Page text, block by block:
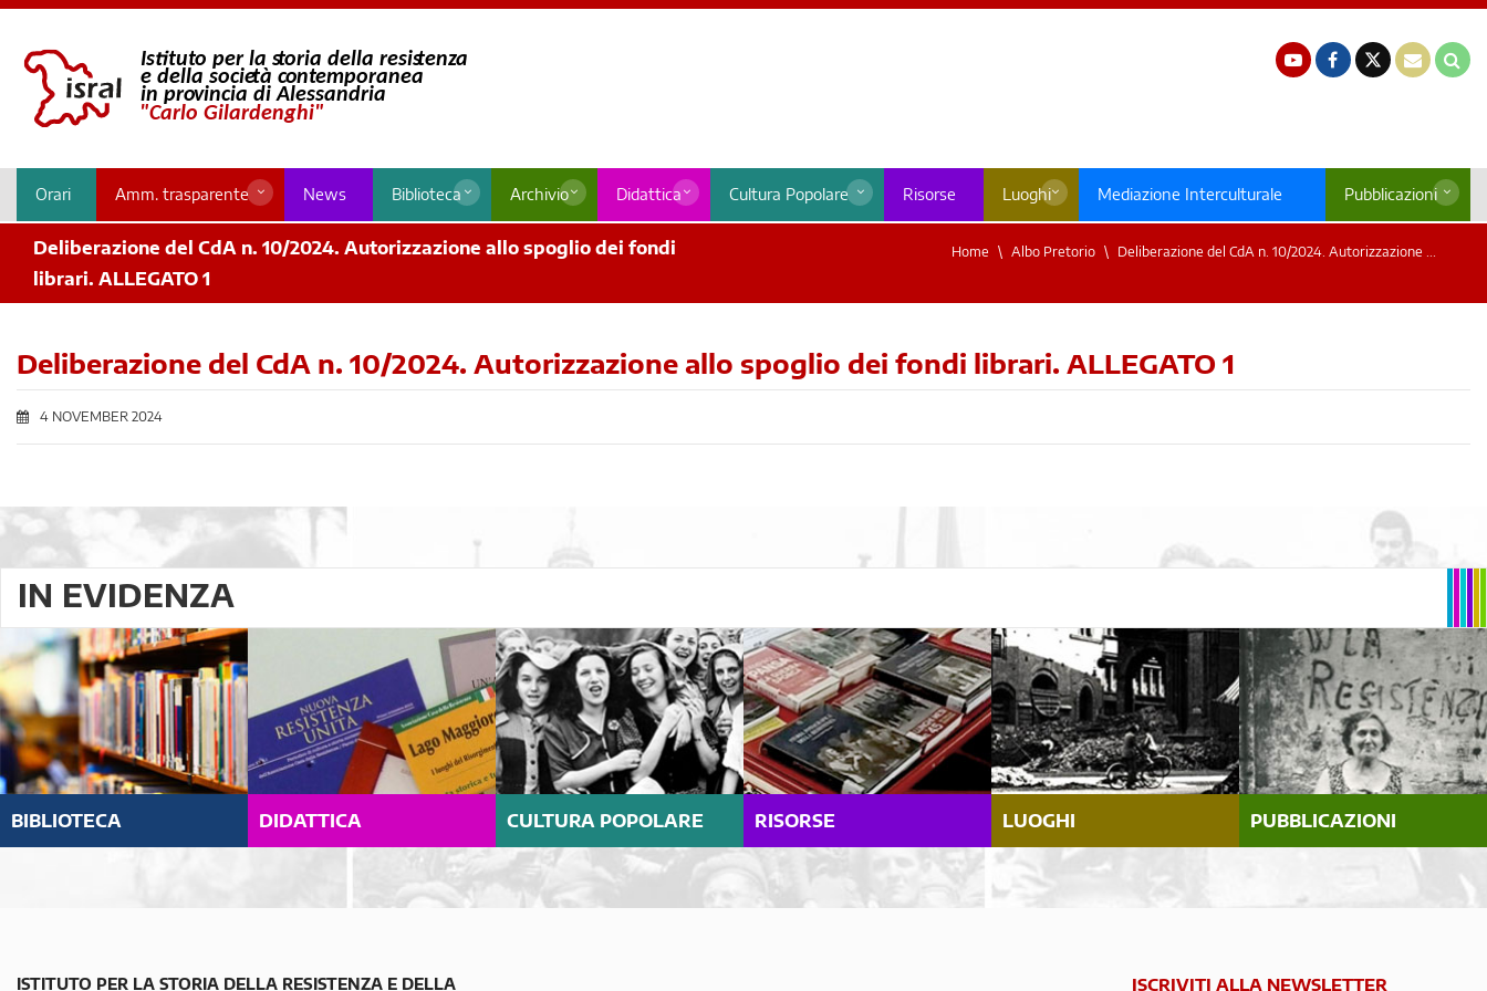
Orari Amm. trasparente News Biblioteca Archivio Didattica Cultura Popolare Risorse Luoghi Mediazione Interculturale Pubblicazioni
Deliberazione del CdA n. 10/2024. Autorizzazione allo spoglio dei fondi
librari. ALLEGATO 1
Home Albo Pretorio Deliberazione del CdA n. 10/2024. Autorizzazione ...
Deliberazione del CdA n. 10/2024. Autorizzazione allo spoglio dei fondi librari. ALLEGATO 1
4 NOVEMBER 2024
IN EVIDENZA
BIBLIOTECA DIDATTICA CULTURA POPOLARE RISORSE LUOGHI PUBBLICAZIONI
ISTITUTO PER LA STORIA DELLA RESISTENZA E DELLA ISCRIVITI ALLA NEWSLETTER